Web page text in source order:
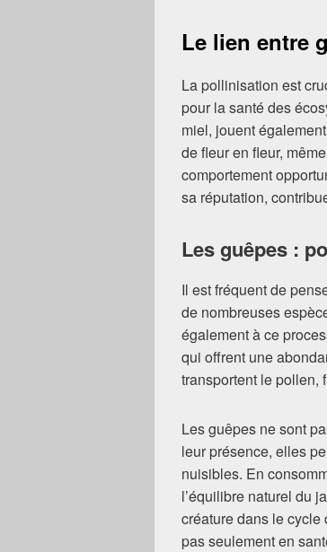
Le lien entre
La pollinisation est
pour la santé des
miel, jouent
de fleur en fleur,
comportement
sa réputation,
Les guêpes :
Il est fréquent de
de nombreuses
également à ce
qui offrent une
transportent le pollen,
Les guêpes ne sont
leur présence, elles
nuisibles. En
l’équilibre naturel du
créature dans le
pas seulement en